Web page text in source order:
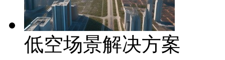
低空场景解决方案